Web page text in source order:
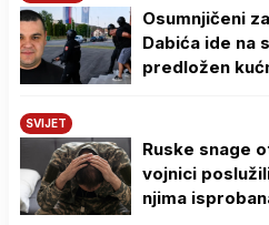
Osumnjičeni
Dabića ide na
predložen
SVIJET
Ruske snage
vojnici
njima